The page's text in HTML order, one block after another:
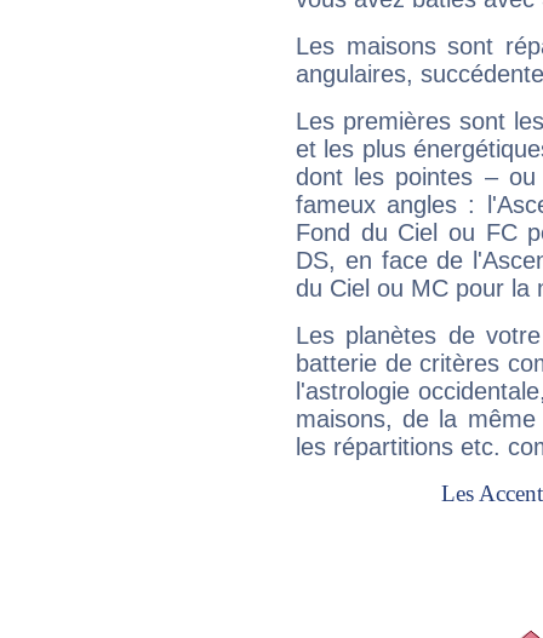
Les maisons sont
angulaires,
Les premières sont
et les plus
dont les pointes –
fameux angles :
Fond du Ciel ou FC
DS, en face de
du Ciel ou MC pour la
Les planètes de
batterie de critères
l'astrologie
maisons, de la
les répartitions etc.